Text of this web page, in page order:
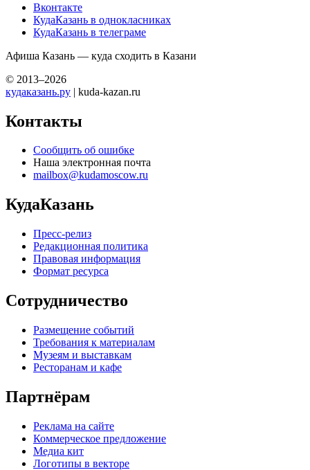
Вконтакте
КудаКазань в однокласниках
КудаКазань в телеграме
Афиша Казань — куда сходить в Казани
© 2013–2026
кудаказань.ру | kuda-kazan.ru
Контакты
Сообщить об ошибке
Наша электронная почта
mailbox@kudamoscow.ru
КудаКазань
Пресс-релиз
Редакционная политика
Правовая информация
Формат ресурса
Сотрудничество
Размещение событий
Требования к материалам
Музеям и выставкам
Ресторанам и кафе
Партнёрам
Реклама на сайте
Коммерческое предложение
Медиа кит
Логотипы в векторе